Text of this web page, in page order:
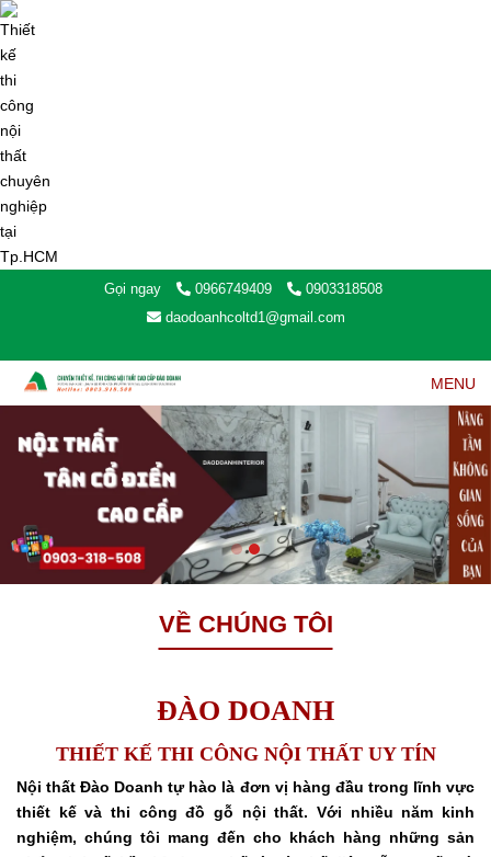
Gọi ngay 0966749409
0903318508
daodoanhcoltd1@gmail.com
MENU
VỀ CHÚNG TÔI
ĐÀO DOANH
THIẾT KẾ THI CÔNG NỘI THẤT UY TÍN
Nội thất Đào Doanh tự hào là đơn vị hàng đầu trong lĩnh vực
thiết kế và thi công đồ gỗ nội thất. Với nhiều năm kinh
nghiệm, chúng tôi mang đến cho khách hàng những sản